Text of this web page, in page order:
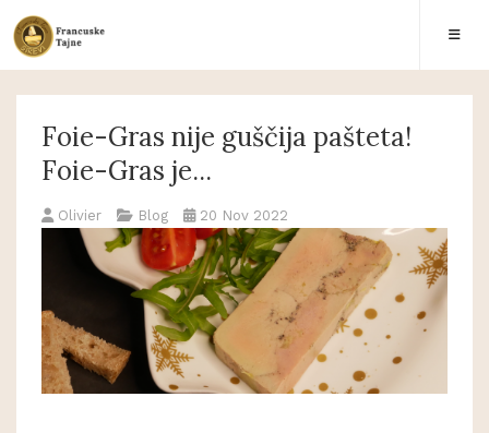
Foie-Gras nije guščija pašteta!
Foie-Gras je...
Olivier Blog 20 Nov 2022